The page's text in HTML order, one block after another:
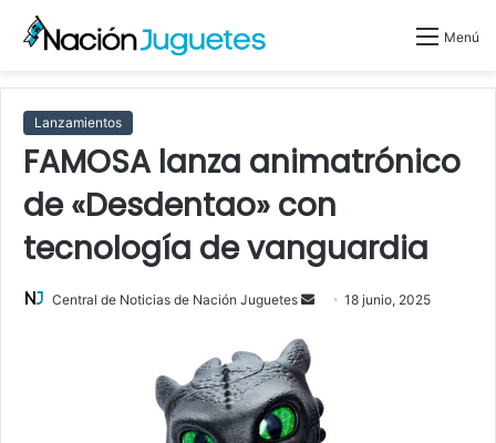
Menú
Lanzamientos
FAMOSA lanza animatrónico
de «Desdentao» con
tecnología de vanguardia
Central de Noticias de Nación Juguetes
a
n
18 junio, 2025